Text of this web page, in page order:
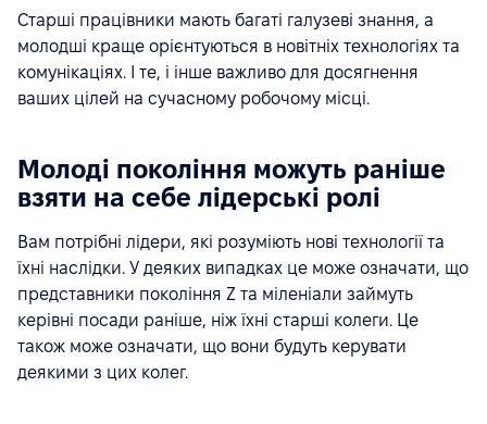
Старші працівники мають багаті галузеві знання, а
молодші краще орієнтуються в новітніх технологіях та
комунікаціях. І те, і інше важливо для досягнення
ваших цілей на сучасному робочому місці.
Молоді покоління можуть раніше
взяти на себе лідерські ролі
Вам потрібні лідери, які розуміють нові технології та
їхні наслідки. У деяких випадках це може означати, що
представники покоління Z та міленіали займуть
керівні посади раніше, ніж їхні старші колеги. Це
також може означати, що вони будуть керувати
деякими з цих колег.